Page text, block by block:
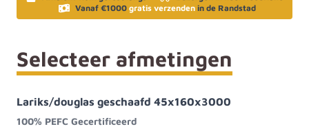
Vanaf €1000 gratis verzenden in de Randstad
Selecteer afmetingen
Lariks/douglas geschaafd 45x160x3000
100% PEFC Gecertificeerd